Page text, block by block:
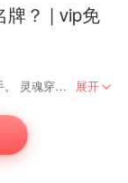
牌？ | vip免
A级掌控者逸诚苦恋师妹，最终却死于师妹丈夫之手。 灵魂穿越平行世界，这个世界怎么这么大？居然大了地球一百倍？ 能力者不是要隐藏于普通人之中么？为什么这里却像明星一样？等一下！ 这个奇怪的系统是什么？我在哪？龙国附属国H国？让我缕缕...
球一百倍？
展开